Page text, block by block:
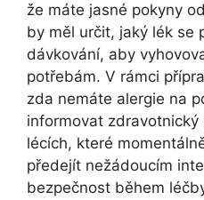
že máte jasné pokyny
by měl určit, jaký lék se
dávkování, aby
potřebám. V rámci
zda nemáte alergie na
informovat zdravotnický
lécích, které
předejít nežádoucím
bezpečnost během